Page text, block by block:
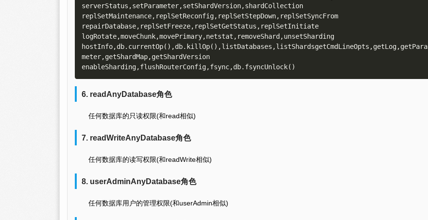
serverStatus,setParameter,setShardVersion,shardCollection
replSetMaintenance,replSetReconfig,replSetStepDown,replSetSyncFrom
repairDatabase,replSetFreeze,replSetGetStatus,replSetInitiate
logRotate,moveChunk,movePrimary,netstat,removeShard,unsetSharding
hostInfo,db.currentOp(),db.killOp(),listDatabases,listShardsgetCmdLineOpts,getLog,getPara
meter,getShardMap,getShardVersion
6. readAnyDatabase角色
任何数据库的只读权限(和read相似)
7. readWriteAnyDatabase角色
任何数据库的读写权限(和readWrite相似)
8. userAdminAnyDatabase角色
任何数据库用户的管理权限(和userAdmin相似)